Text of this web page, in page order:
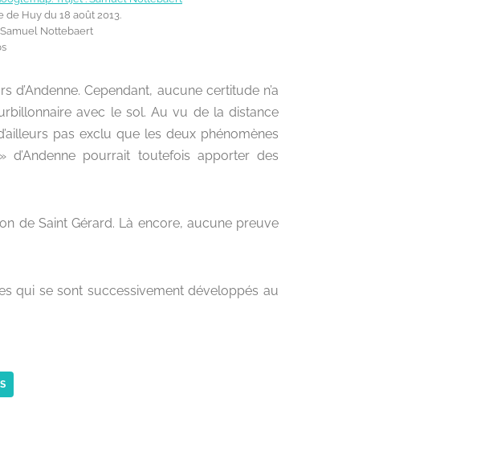
Huy du 18 août 2013.
Nottebaert
Cependant, aucune certitude n’a
avec le sol. Au vu de la distance
pas exclu que les deux phénomènes
pourrait toutefois apporter des
de Saint Gérard. Là encore, aucune preuve
qui se sont successivement développés au